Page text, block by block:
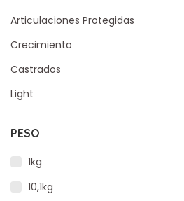
Articulaciones Protegidas
Crecimiento
Castrados
Light
PESO
1kg
10,1kg